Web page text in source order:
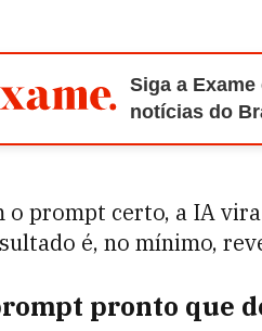
Siga a
notícias do
o prompt certo, a IA
é, no mínimo,
pronto que